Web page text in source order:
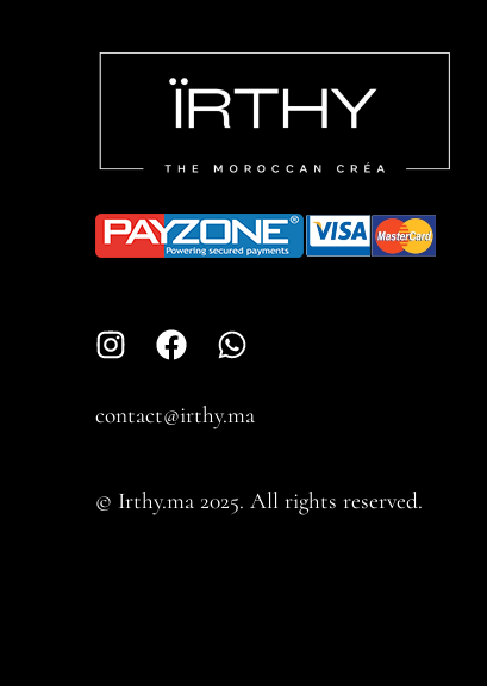
contact@irthy.ma​
© Irthy.ma 2025. All rights reserved.